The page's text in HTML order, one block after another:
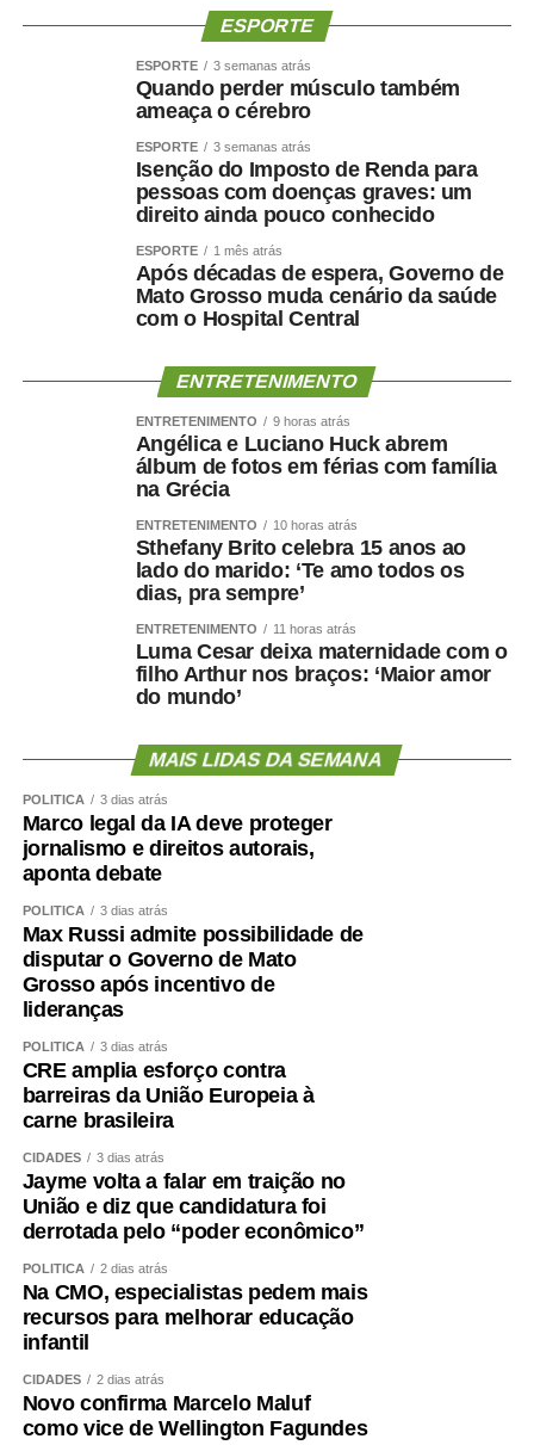
II), assinado em 2011.
Na quarta-feira (12), a partir das 10h, a Comissão de
Esporte (CEsp) se reúne para votar dois projetos. Um
PL 3.905/2025 , que institui Política Nacional de
Acesso à Atividade Física pelo SUS para prevenir e
controlar o câncer.
Ainda na quarta, às 10h, a Comissão de Ciência e
Tecnologia (CCT) analisa pauta com 56 itens. Entre eles,
estão projetos de decreto legislativo que tratam de
concessão e renovação de outorga para emissoras de
inclui a cidadania digital entre os eixos da Política
as ações previstas, o estímulo à educação midiática no
ambiente de ensino, a orientação das famílias sobre
consumo tecnológico e a ampliação de parcerias entre o
governo e empresas privadas na área digital.
Audiências públicas
Nas comissões, além das reuniões deliberativas, estão
marcadas as seguintes audiências públicas para a
semana se esforço concentrado:
Segunda-feira (10), às 10h: a Subcomissão
Permanente dos Povos Indígenas Yanomami
debaterá a prestação de contas dos recursos
orçamentários discricionários e dos créditos
extraordinários destinados a ações no território
Ianomâmi e dos recursos do Fundo Amazônia para
projetos de proteção de comunidades indígenas.
Terça-feira (11), às 14h: a Comissão de Segurança
Pública (CSP) avalia a implementação do Programa
de Proteção a Vítimas e Testemunhas Ameaçadas
(Provita), examinando os protocolos de inclusão,
acompanhamento, desligamento e reinserção
social das pessoas protegidas.
Humanos (CDH) faz audiência pública para instruir
o instruir o Projeto de Lei (PL)5.115/2025
trata da instalação de centros-dia para pessoas
Assistência Social (Suas).
Quarta-feira (12), às 14h30: a Comissão de
Assuntos Sociais (CAS) faz audiência pública para
lançar pesquisa sobre a relevância e as
contrapartidas do setor filantrópico brasileiro, feita
pela Fundação Instituto de Pesquisas Econômicas
ESPORTE
ESPORTE 3 semanas atrás
Quando perder músculo também
ameaça o cérebro
ESPORTE 3 semanas atrás
Isenção do Imposto de Renda para
pessoas com doenças graves: um
direito ainda pouco conhecido
ESPORTE 1 mês atrás
Após décadas de espera, Governo de
Mato Grosso muda cenário da saúde
com o Hospital Central
ENTRETENIMENTO
ENTRETENIMENTO 9 horas atrás
Angélica e Luciano Huck abrem
álbum de fotos em férias com família
na Grécia
ENTRETENIMENTO 10 horas atrás
Sthefany Brito celebra 15 anos ao
lado do marido: ‘Te amo todos os
dias, pra sempre’
ENTRETENIMENTO 11 horas atrás
Luma Cesar deixa maternidade com o
filho Arthur nos braços: ‘Maior amor
do mundo’
MAIS LIDAS DA SEMANA
POLÍTICA 3 dias atrás
Marco legal da IA deve proteger
jornalismo e direitos autorais,
aponta debate
POLÍTICA 3 dias atrás
Max Russi admite possibilidade de
disputar o Governo de Mato
Grosso após incentivo de
lideranças
POLÍTICA 3 dias atrás
CRE amplia esforço contra
barreiras da União Europeia à
carne brasileira
CIDADES 3 dias atrás
Jayme volta a falar em traição no
União e diz que candidatura foi
derrotada pelo “poder econômico”
POLÍTICA 2 dias atrás
Na CMO, especialistas pedem mais
recursos para melhorar educação
infantil
CIDADES 2 dias atrás
Novo confirma Marcelo Maluf
como vice de Wellington Fagundes